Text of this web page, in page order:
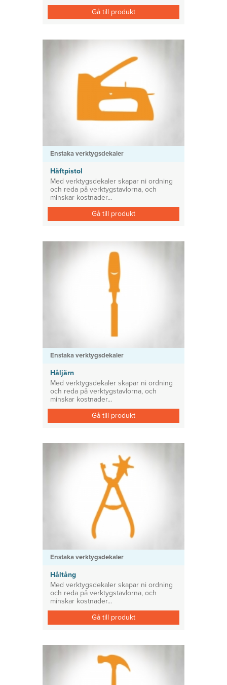
Gå till produkt
Enstaka verktygsdekaler
Häftpistol
Med verktygsdekaler skapar ni ordning
och reda på verktygstavlorna, och
minskar kostnader...
Gå till produkt
Enstaka verktygsdekaler
Håljärn
Med verktygsdekaler skapar ni ordning
och reda på verktygstavlorna, och
minskar kostnader...
Gå till produkt
Enstaka verktygsdekaler
Håltång
Med verktygsdekaler skapar ni ordning
och reda på verktygstavlorna, och
minskar kostnader...
Gå till produkt